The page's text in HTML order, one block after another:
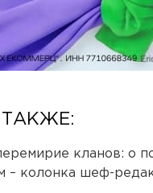
кланов: о
– колонка шеф-